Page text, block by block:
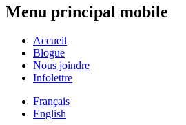
Menu principal mobile
Accueil
Blogue
Nous joindre
Infolettre
Français
English